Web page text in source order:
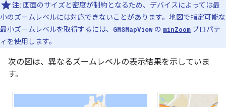
注: 画面のサイズと密度が制約となるため、デバイスによっては最
小のズームレベルには対応できないことがあります。地図で指定可能な
最小ズームレベルを取得するには、 GMSMapView の minZoom プロパテ
ィを使用します。
次の図は、異なるズームレベルの表示結果を示していま
す。